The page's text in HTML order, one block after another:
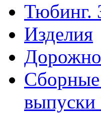
Тюбинг.
Изделия
Сборные
выпуски